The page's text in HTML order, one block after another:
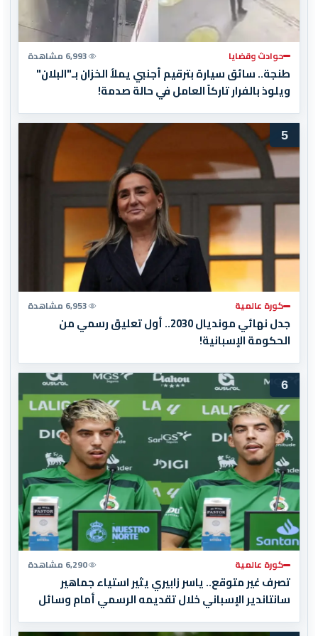
حوادث وقضايا 6,993 مشاهدة
طنجة.. سائق سيارة بترقيم أجنبي يملأ الخزان بـ"البلان"
ويلوذ بالفرار تاركاً العامل في حالة صدمة!
5
كورة عالمية 6,953 مشاهدة
جدل نهائي مونديال 2030.. أول تعليق رسمي من
الحكومة الإسبانية!
6
كورة عالمية 6,290 مشاهدة
تصرف غير متوقع.. ياسر زابيري يثير استياء جماهير
سانتاندير الإسباني خلال تقديمه الرسمي أمام وسائل
الإعلام